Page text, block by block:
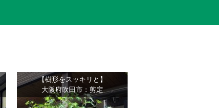
【樹形をスッキリと】
大阪府吹田市：剪定